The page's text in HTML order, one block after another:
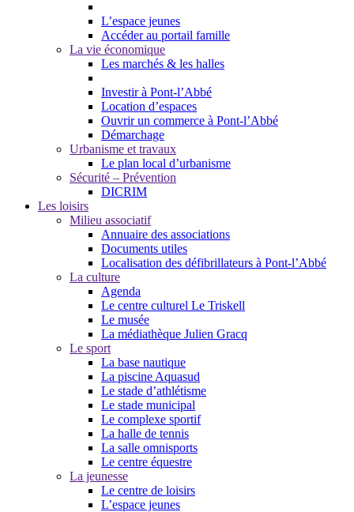
L’espace jeunes
Accéder au portail famille
La vie économique
Les marchés & les halles
Investir à Pont-l’Abbé
Location d’espaces
Ouvrir un commerce à Pont-l’Abbé
Démarchage
Urbanisme et travaux
Le plan local d’urbanisme
Sécurité – Prévention
DICRIM
Les loisirs
Milieu associatif
Annuaire des associations
Documents utiles
Localisation des défibrillateurs à Pont-l’Abbé
La culture
Agenda
Le centre culturel Le Triskell
Le musée
La médiathèque Julien Gracq
Le sport
La base nautique
La piscine Aquasud
Le stade d’athlétisme
Le stade municipal
Le complexe sportif
La halle de tennis
La salle omnisports
Le centre équestre
La jeunesse
Le centre de loisirs
L’espace jeunes